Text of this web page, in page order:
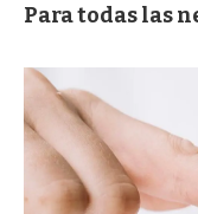
Para todas las